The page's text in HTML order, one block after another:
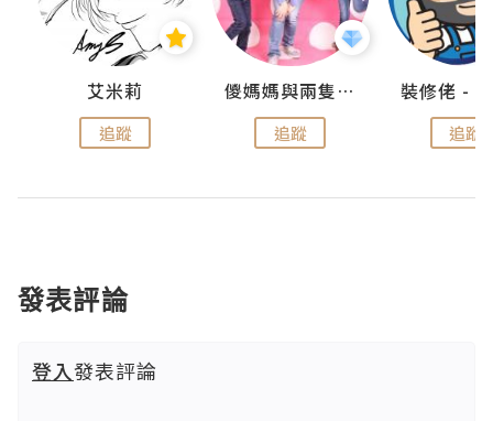
艾米莉
追蹤
儍媽媽與兩隻小魔怪之家
追蹤 追蹤
發表評論
登入發表評論